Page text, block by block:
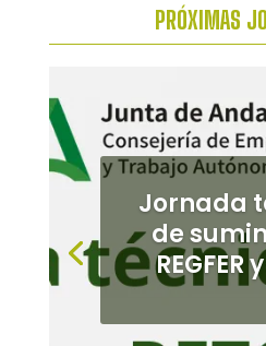
PRÓXIMAS
Jornada
de
REGFER